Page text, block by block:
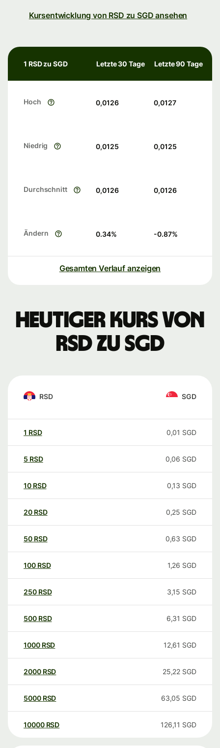
Kursentwicklung von RSD zu SGD ansehen
1 RSD zu SGD Letzte 30 Tage Letzte 90 Tage
Hoch 0,0126 0,0127
Niedrig 0,0125 0,0125
Durchschnitt 0,0126 0,0126
Ändern 0.34% -0.87%
Gesamten Verlauf anzeigen
Heutiger Kurs von
RSD zu SGD
RSD SGD
1 RSD 0,01 SGD
5 RSD 0,06 SGD
10 RSD 0,13 SGD
20 RSD 0,25 SGD
50 RSD 0,63 SGD
100 RSD 1,26 SGD
250 RSD 3,15 SGD
500 RSD 6,31 SGD
1000 RSD 12,61 SGD
2000 RSD 25,22 SGD
5000 RSD 63,05 SGD
10000 RSD 126,11 SGD